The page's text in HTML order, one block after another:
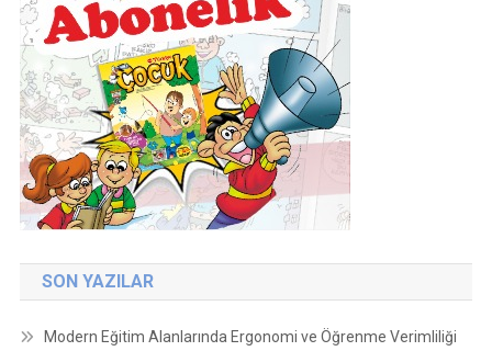
SON YAZILAR
Modern Eğitim Alanlarında Ergonomi ve Öğrenme Verimliliği